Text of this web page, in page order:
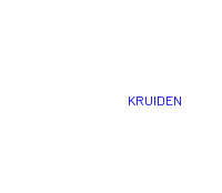
KRUIDEN